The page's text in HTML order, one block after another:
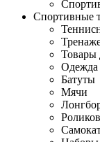
Спортивные
Товары
Одежда
Батуты
Мячи